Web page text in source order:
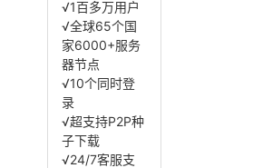
√1百多万用户
√全球65个国
家6000+服务
器节点
√10个同时登
录
√超支持P2P种
子下载
√24/7客服支